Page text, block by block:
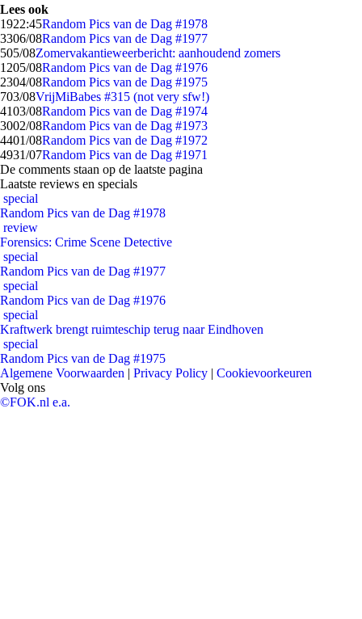
Lees ook
1922:45Random Pics van de Dag #1978
3306/08Random Pics van de Dag #1977
505/08Zomervakantieweerbericht: aanhoudend zomers
1205/08Random Pics van de Dag #1976
2304/08Random Pics van de Dag #1975
703/08VrijMiBabes #315 (not very sfw!)
4103/08Random Pics van de Dag #1974
3002/08Random Pics van de Dag #1973
4401/08Random Pics van de Dag #1972
4931/07Random Pics van de Dag #1971
De comments staan op de laatste pagina
Laatste reviews en specials
special
Random Pics van de Dag #1978
review
Forensics: Crime Scene Detective
special
Random Pics van de Dag #1977
special
Random Pics van de Dag #1976
special
Kraftwerk brengt ruimteschip terug naar Eindhoven
special
Random Pics van de Dag #1975
Algemene Voorwaarden | Privacy Policy | Cookievoorkeuren
Volg ons
©FOK.nl e.a.